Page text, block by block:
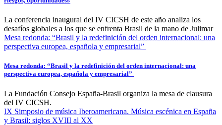
La conferencia inaugural del IV CICSH de este año analiza los
desafíos globales a los que se enfrenta Brasil de la mano de Julimar
Mesa redonda: “Brasil y la redefinición del orden internacional: una
perspectiva europea, española y empresarial”
Mesa redonda: “Brasil y la redefinición del orden internacional: una
perspectiva europea, española y empresarial”
La Fundación Consejo España-Brasil organiza la mesa de clausura
del IV CICSH.
IX Simposio de música Iberoamericana. Música escénica en España
y Brasil: siglos XVIII al XX